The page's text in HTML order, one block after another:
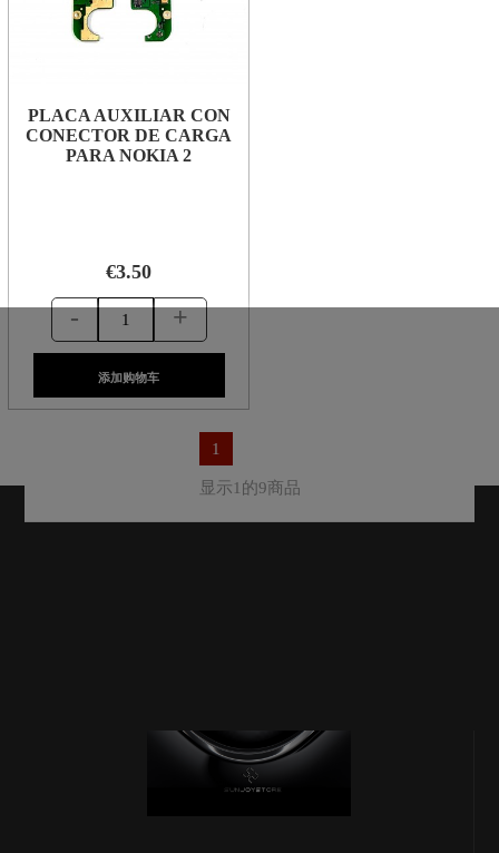
PLACA AUXILIAR CON
CONECTOR DE CARGA
PARA NOKIA 2
€3.50
- +
添加购物车
1
显示1的9商品